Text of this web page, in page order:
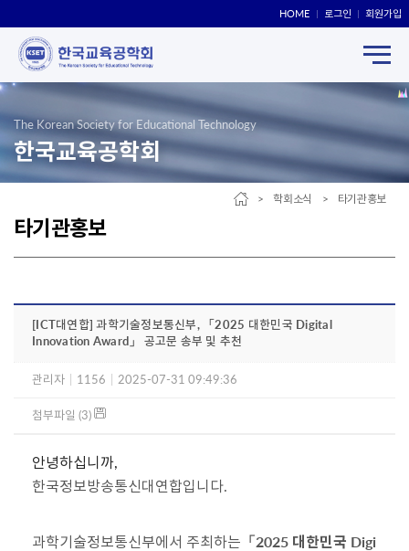
HOME 로그인 회원가입
The Korean Society for Educational Technology
한국교육공학회
타기관홍보
> 학회소식 > 타기관홍보
[ICT대연합] 과학기술정보통신부, 「2025 대한민국 Digital
Innovation Award」 공고문 송부 및 추천
관리자 1156 2025-07-31 09:49:36
첨부파일 (3)
안녕하십니까,
한국정보방송통신대연합입니다.
과학기술정보통신부에서 주최하는 「2025 대한민국 Digi